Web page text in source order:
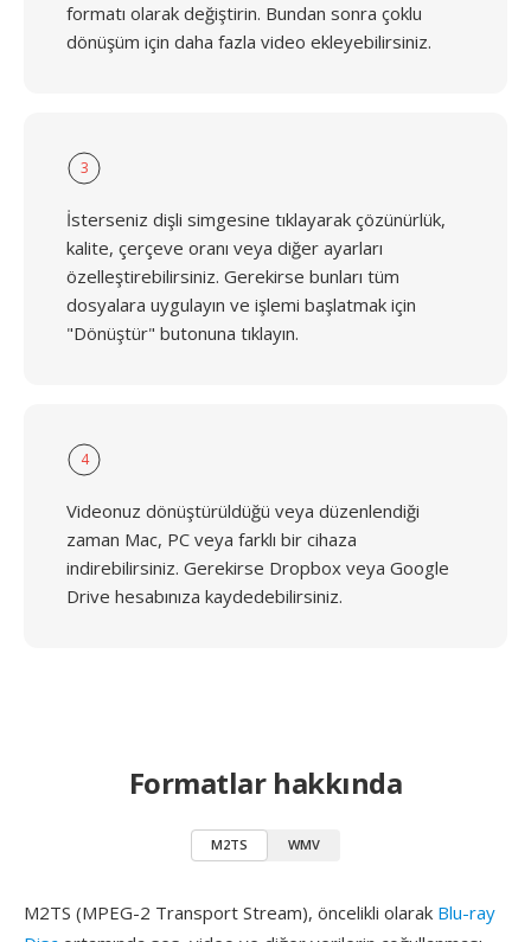
formatı olarak değiştirin. Bundan sonra çoklu
dönüşüm için daha fazla video ekleyebilirsiniz.
3
İsterseniz dişli simgesine tıklayarak çözünürlük,
kalite, çerçeve oranı veya diğer ayarları
özelleştirebilirsiniz. Gerekirse bunları tüm
dosyalara uygulayın ve işlemi başlatmak için
"Dönüştür" butonuna tıklayın.
4
Videonuz dönüştürüldüğü veya düzenlendiği
zaman Mac, PC veya farklı bir cihaza
indirebilirsiniz. Gerekirse Dropbox veya Google
Drive hesabınıza kaydedebilirsiniz.
Formatlar hakkında
M2TS WMV
M2TS (MPEG-2 Transport Stream), öncelikli olarak Blu-ray